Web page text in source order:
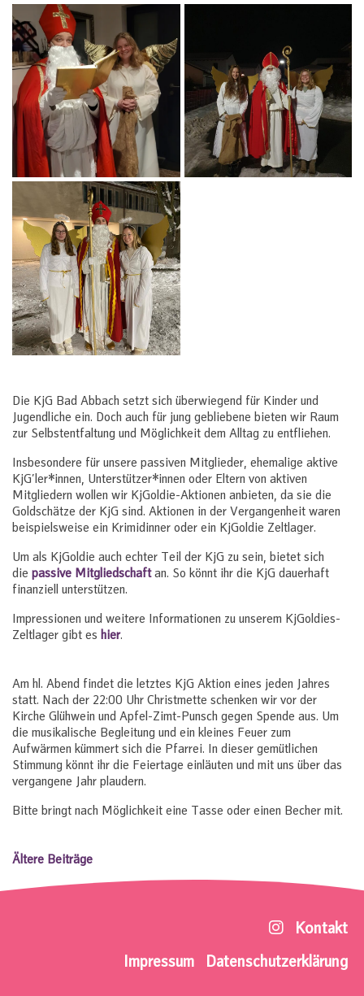
Die KjG Bad Abbach setzt sich überwiegend für Kinder und
Jugendliche ein. Doch auch für jung gebliebene bieten wir Raum
zur Selbstentfaltung und Möglichkeit dem Alltag zu entfliehen.
Insbesondere für unsere passiven Mitglieder, ehemalige aktive
KjG’ler*innen, Unterstützer*innen oder Eltern von aktiven
Mitgliedern wollen wir KjGoldie-Aktionen anbieten, da sie die
Goldschätze der KjG sind. Aktionen in der Vergangenheit waren
beispielsweise ein Krimidinner oder ein KjGoldie Zeltlager.
Um als KjGoldie auch echter Teil der KjG zu sein, bietet sich
die passive Mitgliedschaftan. So könnt ihr die KjG dauerhaft
finanziell unterstützen.
Impressionen und weitere Informationen zu unserem KjGoldies-
Zeltlager gibt es hier.
Am hl. Abend findet die letztes KjG Aktion eines jeden Jahres
statt. Nach der 22:00 Uhr Christmette schenken wir vor der
Kirche Glühwein und Apfel-Zimt-Punsch gegen Spende aus. Um
die musikalische Begleitung und ein kleines Feuer zum
Aufwärmen kümmert sich die Pfarrei. In dieser gemütlichen
Stimmung könnt ihr die Feiertage einläuten und mit uns über das
vergangene Jahr plaudern.
Bitte bringt nach Möglichkeit eine Tasse oder einen Becher mit.
Ältere Beiträge
Kontakt
Impressum Datenschutzerklärung